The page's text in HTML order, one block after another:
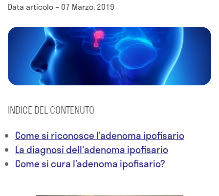
Data articolo – 07 Marzo, 2019
INDICE DEL CONTENUTO
Come si riconosce l’adenoma ipofisario
La diagnosi dell'adenoma ipofisario
Come si cura l’adenoma ipofisario?